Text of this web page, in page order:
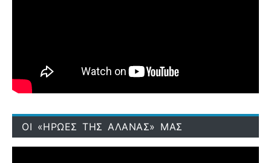
ΟΙ «ΗΡΩΕΣ ΤΗΣ ΑΛΑΝΑΣ» ΜΑΣ